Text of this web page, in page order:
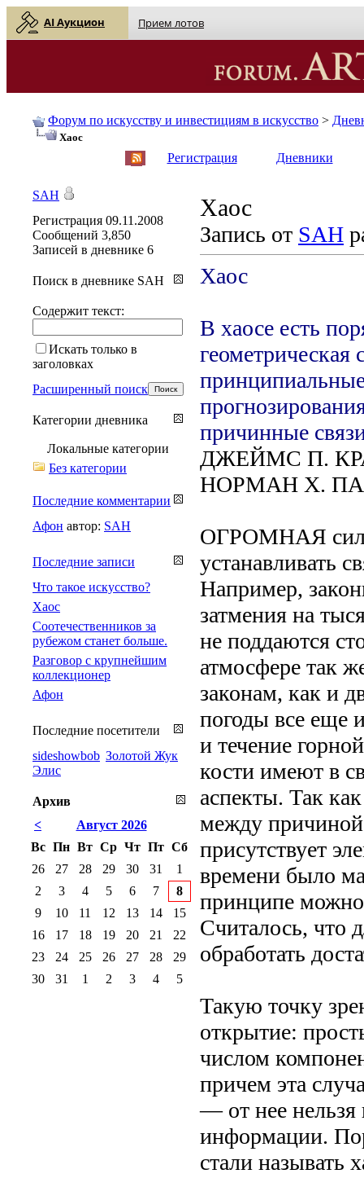
AI Аукцион Прием лотов
Форум по искусству и инвестициям в искусство >
Хаос
Регистрация Дневники
Хаос
Запись от SAH
Хаос
В хаосе есть
геометрическая
причинные
ДЖЕЙМС П.
НОРМАН X.
ОГРОМНАЯ сила
устанавливать
Например,
затмения на
не поддаются
атмосфере так
законам, как и
погоды все еще
и течение
кости имеют в
аспекты. Так
между причиной
присутствует
времени было
принципе можно
Считалось, что
обработать
Такую точку
открытие:
числом
причем эта
— от нее нельзя
информации.
стали называть
SAH
Регистрация 09.11.2008
Сообщений 3,850
Записей в дневнике 6
Поиск в дневнике SAH
Содержит текст:
Искать только в
заголовках
Расширенный поиск
Категории дневника
Локальные категории
Без категории
Последние комментарии
Афон автор: SAH
Последние записи
Что такое искусство?
Хаос
Соотечественников за
рубежом станет больше.
Разговор с крупнейшим
коллекционер
Афон
Последние посетители
sideshowbob Золотой Жук
Элис
Архив
<
Август 2026
Вс Пн Вт Ср Чт Пт Сб
26
27 28 29 30 31
1
2
3 4 5 6 7
8
9
10 11 12 13 14
15
16
17 18 19 20 21
22
23
24 25 26 27 28
29
30
31 1 2 3 4 5